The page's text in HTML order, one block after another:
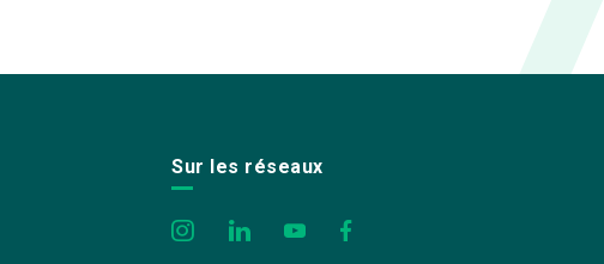
Sur les réseaux